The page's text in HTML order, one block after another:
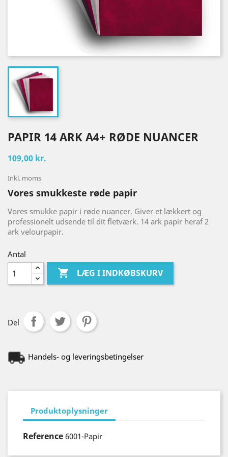
PAPIR 14 ARK A4+ RØDE NUANCER
109,00 kr.
Inkl. moms
Vores smukkeste røde papir
Vores smukke papir i røde nuancer. Giver et lækkert og
professionelt udsende til dit fletværk. 14 ark papir heraf 2
ark velourpapir.
Antal
 LÆG I INDKØBSKURV
Del
Handels- og leveringsbetingelser
Produktoplysninger
Reference 6001-Papir